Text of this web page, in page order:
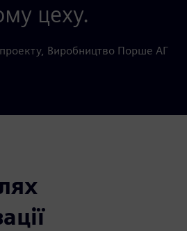
цеху.
Виробництво Порше АГ